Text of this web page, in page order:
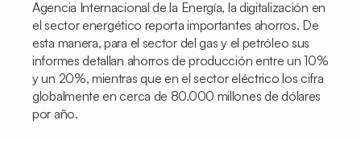
Agencia Internacional de la Energía, la digitalización en
el sector energético reporta importantes ahorros. De
esta manera, para el sector del gas y el petróleo sus
informes detallan ahorros de producción entre un 10%
y un 20%, mientras que en el sector eléctrico los cifra
globalmente en cerca de 80.000 millones de dólares
por año.